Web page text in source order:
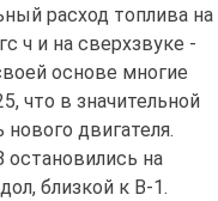
расход топлива на
ч и на сверхзвуке -
основе многие
что в значительной
двигателя.
на
близкой к В-1.